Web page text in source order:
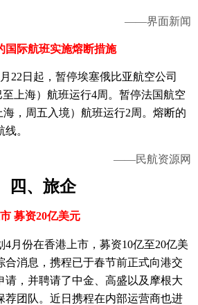
——界面新闻
国际航班实施熔断措施
22日起，暂停埃塞俄比亚航空公司
上海）航班运行4周。暂停法国航空
，周五入境）航班运行2周。熔断的
。
——民航资源网
四、 旅企
募资20亿美元
月份在香港上市，募资10亿至20亿美
合消息，携程已于春节前正式向港交
请，并聘请了中金、高盛以及摩根大
荐团队。近日携程在内部运营商也进